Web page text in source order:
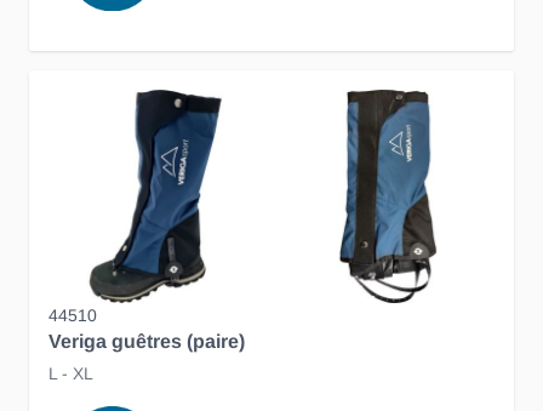
44510
Veriga guêtres (paire)
L - XL